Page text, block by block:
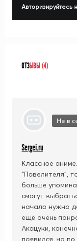
Авторизируйтесь
ОТЗЫВЫ (4)
Не в
Sergei.ru
Классное
"Повелителя",
больше
смогут
начало нужно
ещё очень
Акацуки,
появился, но